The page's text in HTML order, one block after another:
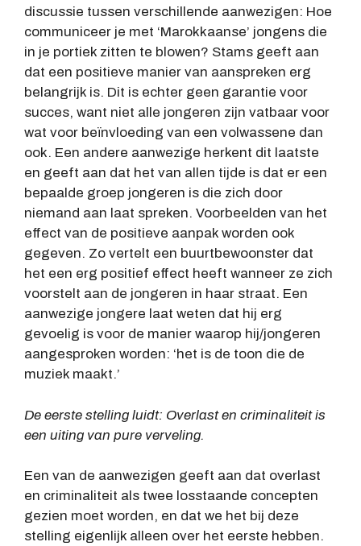
discussie tussen verschillende aanwezigen: Hoe
communiceer je met ‘Marokkaanse’ jongens die
in je portiek zitten te blowen? Stams geeft aan
dat een positieve manier van aanspreken erg
belangrijk is. Dit is echter geen garantie voor
succes, want niet alle jongeren zijn vatbaar voor
wat voor beïnvloeding van een volwassene dan
ook. Een andere aanwezige herkent dit laatste
en geeft aan dat het van allen tijde is dat er een
bepaalde groep jongeren is die zich door
niemand aan laat spreken. Voorbeelden van het
effect van de positieve aanpak worden ook
gegeven. Zo vertelt een buurtbewoonster dat
het een erg positief effect heeft wanneer ze zich
voorstelt aan de jongeren in haar straat. Een
aanwezige jongere laat weten dat hij erg
gevoelig is voor de manier waarop hij/jongeren
aangesproken worden: ‘het is de toon die de
muziek maakt.’
De eerste stelling luidt: Overlast en criminaliteit is
een uiting van pure verveling.
Een van de aanwezigen geeft aan dat overlast
en criminaliteit als twee losstaande concepten
gezien moet worden, en dat we het bij deze
stelling eigenlijk alleen over het eerste hebben.